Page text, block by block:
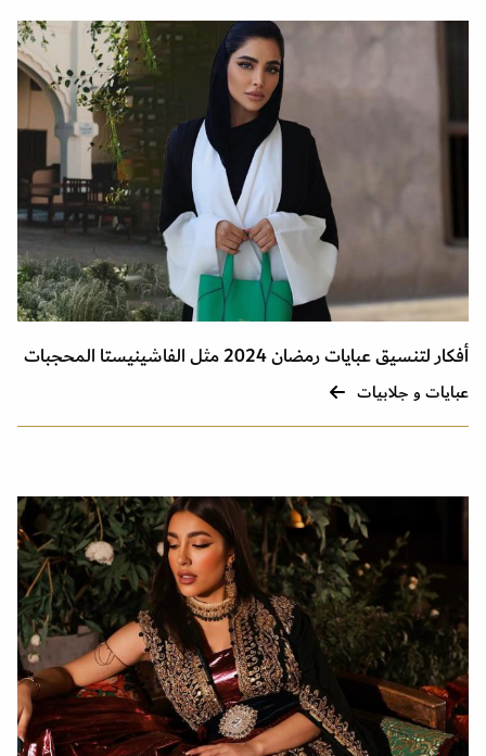
أفكار لتنسيق عبايات رمضان 2024 مثل الفاشينيستا المحجبات
عبايات و جلابيات